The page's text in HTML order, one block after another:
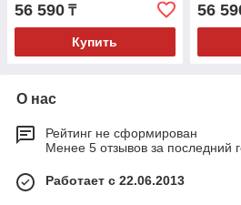
56 590 ₸
Купить
56
О нас
Рейтинг не сформирован
Менее 5 отзывов за последний
Работает с 22.06.2013